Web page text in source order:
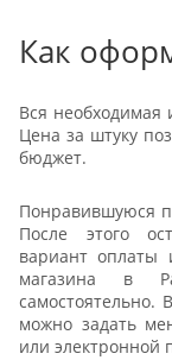
Как
Вся необходимая
Цена за штуку
бюджет.
Понравившуюся
После этого
вариант оплаты
магазина в
самостоятельно.
можно задать
или электронной